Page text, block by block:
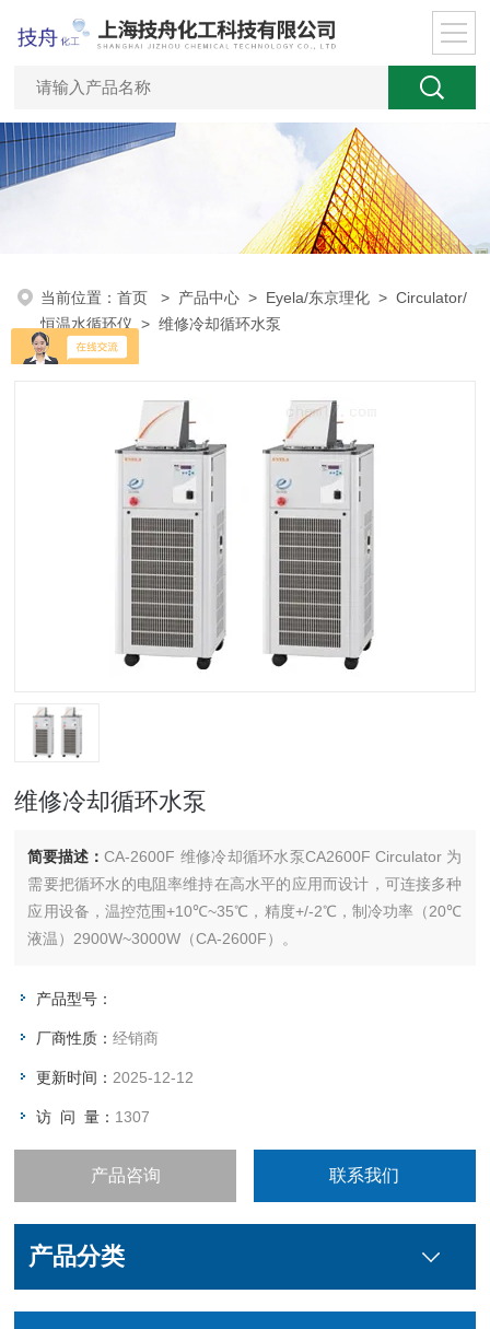
当前位置：首页 > 产品中心 > Eyela/东京理化 >Circulator/
恒温水循环仪 > 维修冷却循环水泵
维修冷却循环水泵
简要描述：CA-2600F 维修冷却循环水泵CA2600F Circulator 为
需要把循环水的电阻率维持在高水平的应用而设计，可连接多种
应用设备，温控范围+10℃~35℃，精度+/-2℃，制冷功率（20℃
液温）2900W~3000W（CA-2600F）。
产品型号：
厂商性质：经销商
更新时间： 2025-12-12
访 问 量： 1307
产品咨询 联系我们
产品分类